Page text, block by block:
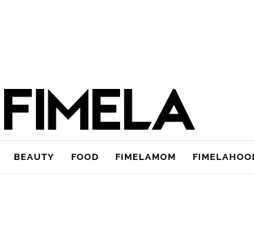
BEAUTY FOOD FIMELAMOM